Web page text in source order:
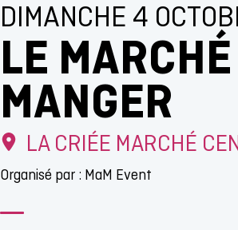
DIMANCHE 4
LE
MANGER
LA CRIÉE MARCHÉ
Organisé par : MaM Event